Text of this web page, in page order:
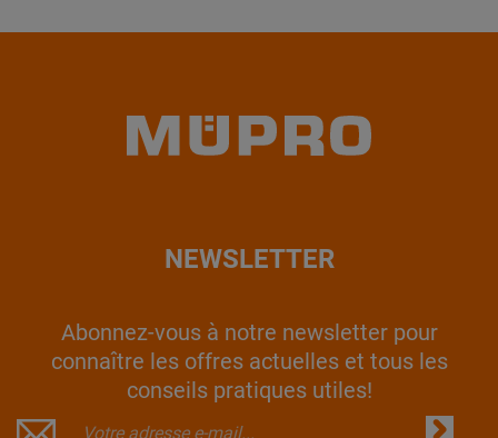
NEWSLETTER
Abonnez-vous à notre newsletter pour
connaître les offres actuelles et tous les
conseils pratiques utiles!